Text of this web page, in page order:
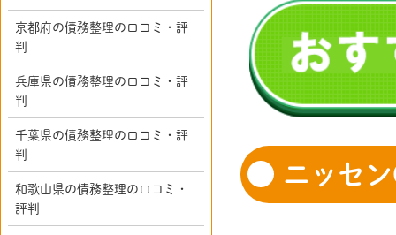
ニッセ
京都府の債務整理の口コミ・評
判
兵庫県の債務整理の口コミ・評
判
千葉県の債務整理の口コミ・評
判
和歌山県の債務整理の口コミ・
評判